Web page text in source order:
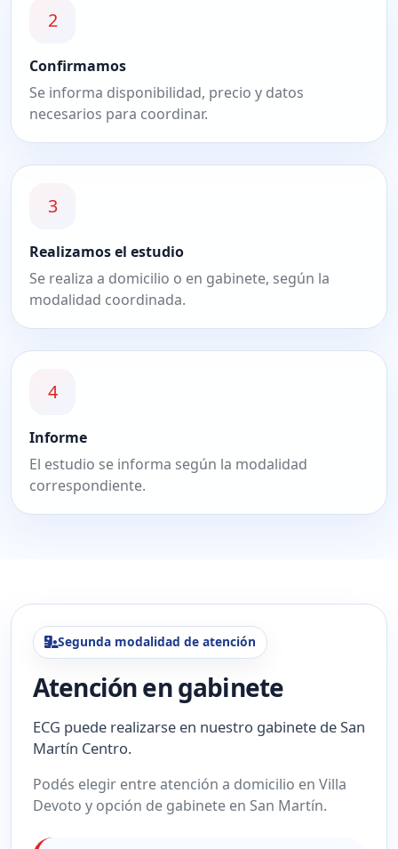
2
Confirmamos
Se informa disponibilidad, precio y datos
necesarios para coordinar.
3
Realizamos el estudio
Se realiza a domicilio o en gabinete, según la
modalidad coordinada.
4
Informe
El estudio se informa según la modalidad
correspondiente.
Segunda modalidad de atención
Atención en gabinete
ECG puede realizarse en nuestro gabinete de San
Martín Centro.
Podés elegir entre atención a domicilio en Villa
Devoto y opción de gabinete en San Martín.